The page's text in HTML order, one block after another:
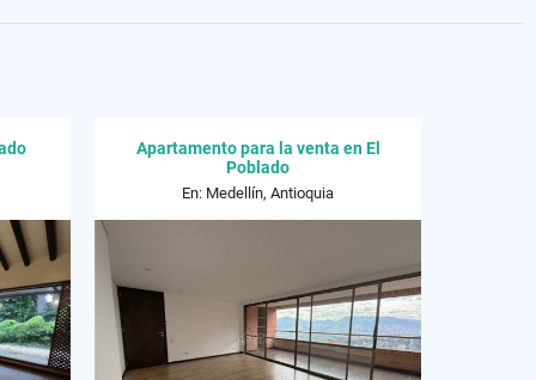
Apartamento para la venta en El
Poblado
En: Medellín, Antioquia